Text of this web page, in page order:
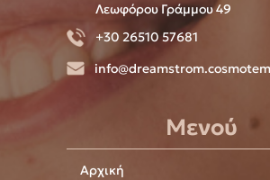
Λεωφόρου Γράμμου 49
+30 26510 57681
Μενού
Αρχική